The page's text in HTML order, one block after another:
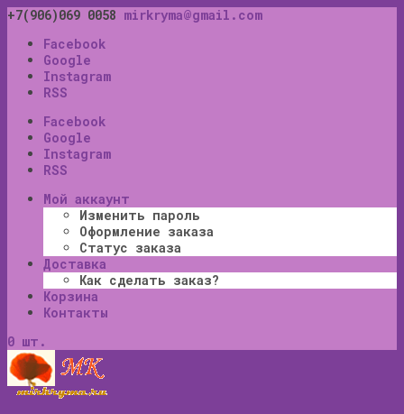
+7(906)069 0058 mirkryma@gmail.com
Facebook
Google
Instagram
RSS
Facebook
Google
Instagram
RSS
Мой аккаунт
Изменить пароль
Оформление заказа
Статус заказа
Доставка
Как сделать заказ?
Корзина
Контакты
0 шт.